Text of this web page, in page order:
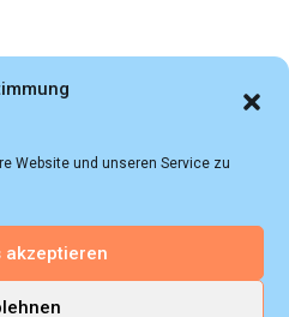
Website und unseren Service zu
akzeptieren
(Bernd